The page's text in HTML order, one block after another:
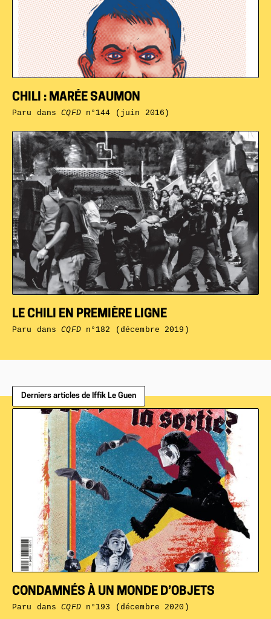
LE CHILI EN PREMIÈRE LIGNE
Paru dansCQFDn°182 (décembre 2019)
CHILI : MARÉE SAUMON
Paru dansCQFDn°144 (juin 2016)
Derniers articles de Iffik Le Guen
CONDAMNÉS À UN MONDE D’OBJETS
Paru dansCQFDn°193 (décembre 2020)